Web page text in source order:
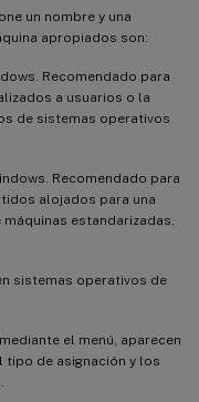
un nombre y una
apropiados son:
Recomendado para
a usuarios o la
de sistemas operativos
Recomendado para
alojados para una
estandarizadas,
sistemas operativos de
el menú, aparecen
tipo de asignación y los